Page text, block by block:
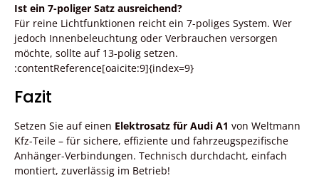
Ist ein 7-poliger Satz ausreichend?
Für reine Lichtfunktionen reicht ein 7-poliges System. Wer
jedoch Innenbeleuchtung oder Verbrauchen versorgen
möchte, sollte auf 13-polig setzen.
:contentReference[oaicite:9]{index=9}
Fazit
Setzen Sie auf einen Elektrosatz für Audi A1 von Weltmann
Kfz-Teile – für sichere, effiziente und fahrzeugspezifische
Anhänger-Verbindungen. Technisch durchdacht, einfach
montiert, zuverlässig im Betrieb!